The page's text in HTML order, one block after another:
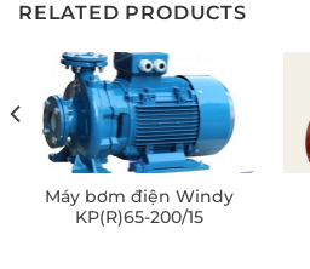
RELATED PRODUCTS
Máy bơm điện Windy
KP(R)65-200/15